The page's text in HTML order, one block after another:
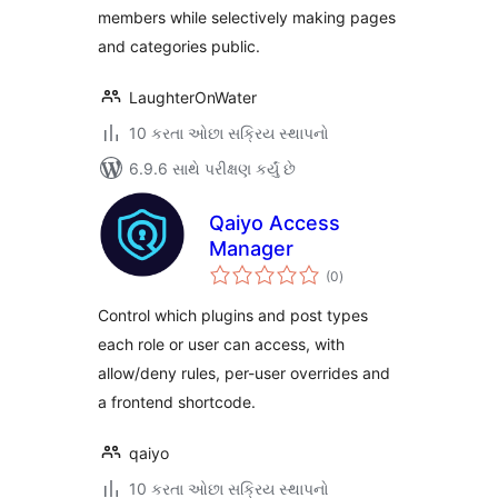
members while selectively making pages
and categories public.
LaughterOnWater
10 કરતા ઓછા સક્રિય સ્થાપનો
6.9.6 સાથે પરીક્ષણ કર્યું છે
Qaiyo Access
Manager
(0કુલ
રેટિંગ્સ
)
Control which plugins and post types
each role or user can access, with
allow/deny rules, per-user overrides and
a frontend shortcode.
qaiyo
10 કરતા ઓછા સક્રિય સ્થાપનો